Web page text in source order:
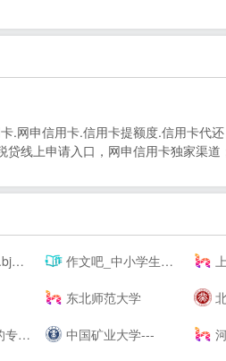
.网申信用卡.信用卡提额度.信用卡代还
线上申请入口，网申信用卡独家渠
作文吧_中小学生作文网_优秀作文大全
东北师范大学
平台 中国矿业大学---